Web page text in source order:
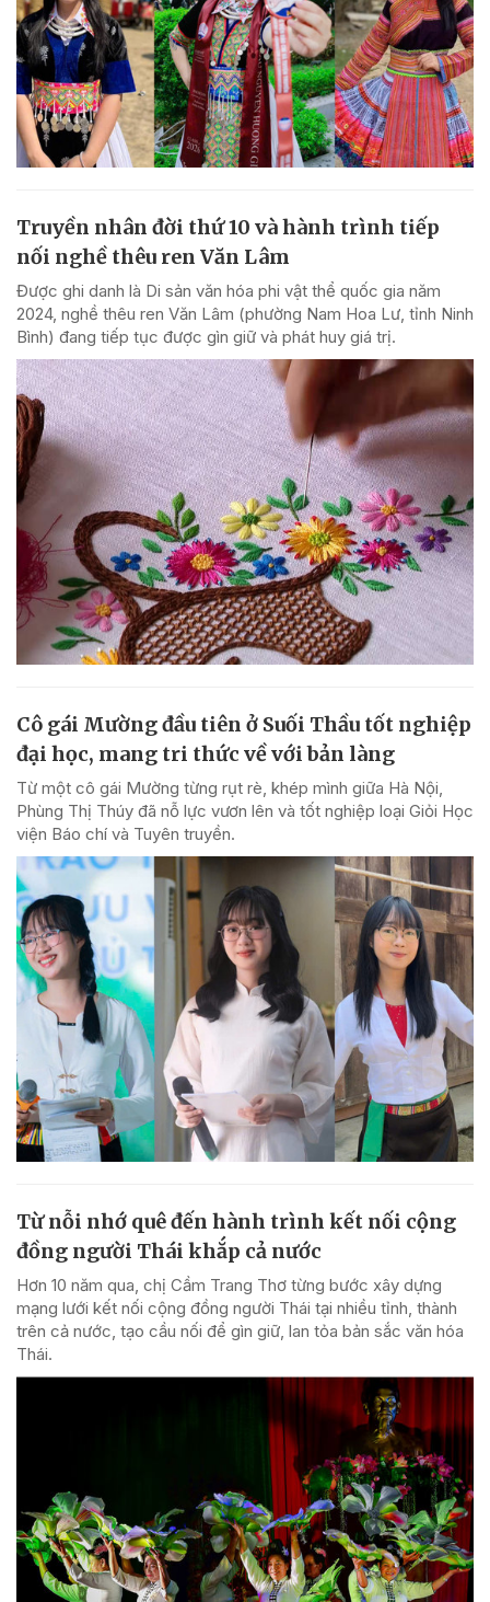
Truyền nhân đời thứ 10 và hành trình tiếp
nối nghề thêu ren Văn Lâm
Được ghi danh là Di sản văn hóa phi vật thể quốc gia năm
2024, nghề thêu ren Văn Lâm (phường Nam Hoa Lư, tỉnh Ninh
Bình) đang tiếp tục được gìn giữ và phát huy giá trị.
Cô gái Mường đầu tiên ở Suối Thầu tốt nghiệp
đại học, mang tri thức về với bản làng
Từ một cô gái Mường từng rụt rè, khép mình giữa Hà Nội,
Phùng Thị Thúy đã nỗ lực vươn lên và tốt nghiệp loại Giỏi Học
viện Báo chí và Tuyên truyền.
Từ nỗi nhớ quê đến hành trình kết nối cộng
đồng người Thái khắp cả nước
Hơn 10 năm qua, chị Cầm Trang Thơ từng bước xây dựng
mạng lưới kết nối cộng đồng người Thái tại nhiều tỉnh, thành
trên cả nước, tạo cầu nối để gìn giữ, lan tỏa bản sắc văn hóa
Thái.